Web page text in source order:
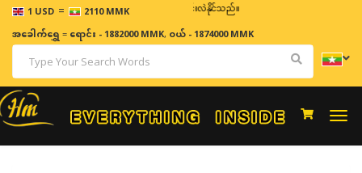
1 USD = 2110 MMK
ဈေးနှုန်းများသည် အချိန်နှင့် အမျှပြောင်းလဲနိုင်သည်။
အခေါက်ရွှေ=ရောင်း - 1882000 MMK, ဝယ် - 1874000 MMK